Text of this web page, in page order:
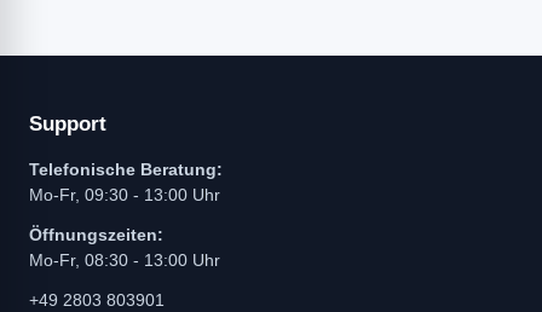
Support
Telefonische Beratung:
Mo-Fr, 09:30 - 13:00 Uhr
Öffnungszeiten:
Mo-Fr, 08:30 - 13:00 Uhr
+49 2803 803901